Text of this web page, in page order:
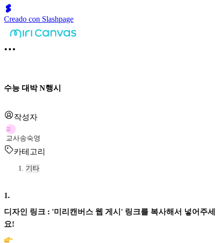
Creado con Slashpage
수능 대박 N행시
작성자
교
교사송숙영
카테고리
기타
1.
디자인 링크 : '미리캔버스 웹 게시' 링크를 복사해서 넣어주세
요!